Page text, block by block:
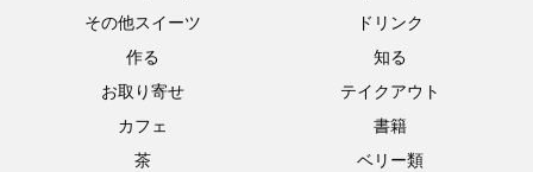
その他スイーツ
ドリンク
作る
知る
お取り寄せ
テイクアウト
カフェ
書籍
茶
ベリー類